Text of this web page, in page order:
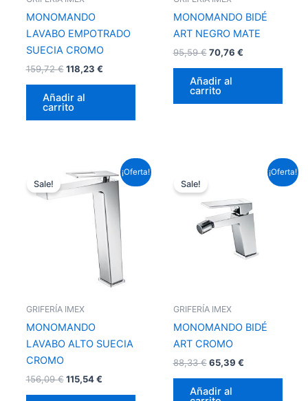
MONOMANDO
LAVABO EMPOTRADO
SUECIA CROMO
159,72€ 118,23 €
Añadir al
carrito
MONOMANDO BIDÉ
ART NEGRO MATE
95,59€ 70,76 €
Añadir al
carrito
¡Oferta!
Sale!
GRIFERÍA IMEX
MONOMANDO
LAVABO ALTO SUECIA
CROMO
156,09€
precio
original
156,09 €.
115,54€
precio
actual
es:
115,54 €.
¡Oferta!
Sale!
GRIFERÍA IMEX
MONOMANDO BIDÉ
ART CROMO
88,33€
era:
88,33 €.
65,39 €
precio
es:
65,39 €.
Añadir al